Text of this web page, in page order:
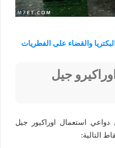
والقضاء على الفطريات
جيل
استعمال اوراكيور جيل
التالية: